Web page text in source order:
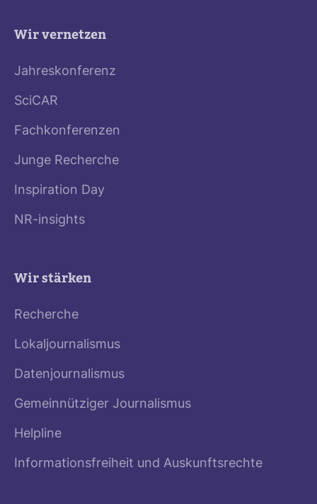
Wir vernetzen
Jahreskonferenz
SciCAR
Fachkonferenzen
Junge Recherche
Inspiration Day
NR-insights
Wir stärken
Recherche
Lokaljournalismus
Datenjournalismus
Gemeinnütziger Journalismus
Helpline
Informationsfreiheit und Auskunftsrechte